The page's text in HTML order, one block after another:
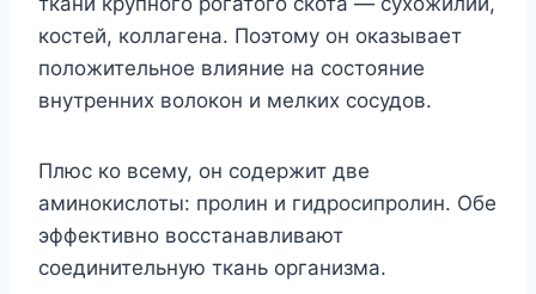
костей, коллагена. Поэтому он оказывает
положительное влияние на состояние
внутренних волокон и мелких сосудов.
Плюс ко всему, он содержит две
аминокислоты: пролин и гидросипролин. Обе
эффективно восстанавливают
соединительную ткань организма.